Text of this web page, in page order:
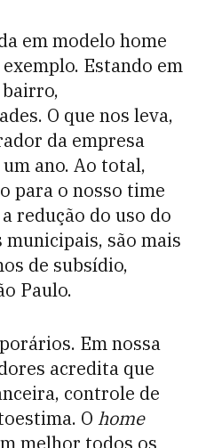
em modelo home
Estando em
bairro,
O que nos leva,
da empresa
ano. Ao total,
para o nosso time
redução do uso do
são mais
de subsídio,
Paulo.
Em nossa
acredita que
controle de
O home
melhor todos os